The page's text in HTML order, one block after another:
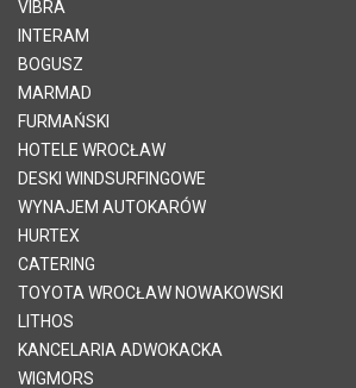
VIBRA
INTERAM
BOGUSZ
MARMAD
FURMAŃSKI
HOTELE WROCŁAW
DESKI WINDSURFINGOWE
WYNAJEM AUTOKARÓW
HURTEX
CATERING
TOYOTA WROCŁAW NOWAKOWSKI
LITHOS
KANCELARIA ADWOKACKA
WIGMORS